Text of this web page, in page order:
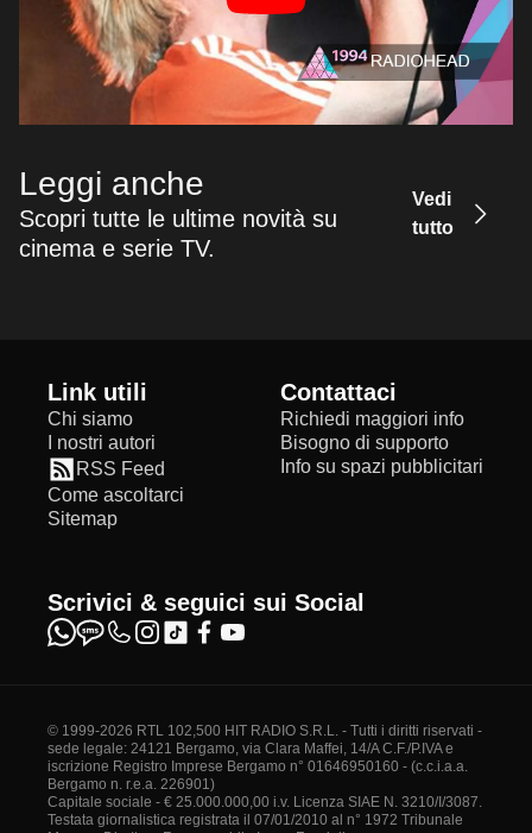
Leggi anche
Scopri tutte le ultime novità su
cinema e serie TV.
Vedi
tutto
Link utili
Chi siamo
I nostri autori
RSS Feed
Come ascoltarci
Sitemap
Contattaci
Richiedi maggiori info
Bisogno di supporto
Info su spazi pubblicitari
Scrivici & seguici sui Social
© 1999-2026 RTL 102,500 HIT RADIO S.R.L. - Tutti i diritti riservati -
sede legale: 24121 Bergamo, via Clara Maffei, 14/A C.F./P.IVA e
iscrizione Registro Imprese Bergamo n° 01646950160 - (c.c.i.a.a.
Bergamo n. r.e.a. 226901)
Capitale sociale - € 25.000.000,00 i.v. Licenza SIAE N. 3210/I/3087.
Testata giornalistica registrata il 07/01/2010 al n° 1972 Tribunale